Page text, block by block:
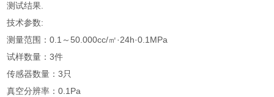
测试结果.
技术参数:
测量范围：0.1～50.000cc/㎡·24h·0.1MPa
试样数量：3件
传感器数量：3只
真空分辨率：0.1Pa